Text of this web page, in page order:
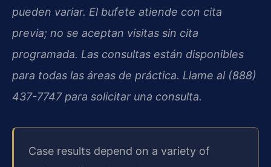
pueden variar. El bufete atiende con cita
previa; no se aceptan visitas sin cita
programada. Las consultas están disponibles
para todas las áreas de práctica. Llame al (888)
437-7747 para solicitar una consulta.
Case results depend on a variety of